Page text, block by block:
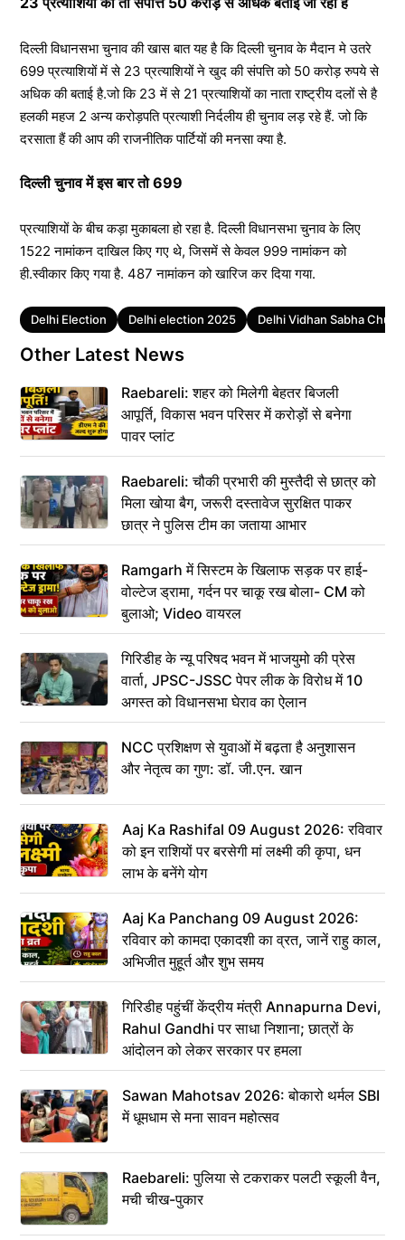
दिल्ली विधानसभा चुनाव की खास बात यह है कि दिल्ली चुनाव के मैदान मे उतरे
699 प्रत्याशियों में से 23 प्रत्याशियों ने खुद की संपत्ति को 50 करोड़ रुपये से
अधिक की बताई है.जो कि 23 में से 21 प्रत्याशियों का नाता राष्ट्रीय दलों से है
हलकी महज 2 अन्य करोड़पति प्रत्याशी निर्दलीय ही चुनाव लड़ रहे हैं. जो कि
दरसाता हैं की आप की राजनीतिक पार्टियों की मनसा क्या है.
दिल्ली चुनाव में इस बार तो 699
प्रत्याशियों के बीच कड़ा मुकाबला हो रहा है. दिल्ली विधानसभा चुनाव के लिए
1522 नामांकन दाखिल किए गए थे, जिसमें से केवल 999 नामांकन को
ही.स्वीकार किए गया है. 487 नामांकन को खारिज कर दिया गया.
Tags
Delhi Election Delhi election 2025 Delhi Vidhan Sabha
Other Latest News
Raebareli: शहर को मिलेगी बेहतर बिजली
आपूर्ति, विकास भवन परिसर में करोड़ों से बनेगा
पावर प्लांट
Raebareli: चौकी प्रभारी की मुस्तैदी से छात्र को
मिला खोया बैग, जरूरी दस्तावेज सुरक्षित पाकर
छात्र ने पुलिस टीम का जताया आभार
Ramgarh में सिस्टम के खिलाफ सड़क पर हाई-
वोल्टेज ड्रामा, गर्दन पर चाकू रख बोला- CM को
बुलाओ; Video वायरल
गिरिडीह के न्यू परिषद भवन में भाजयुमो की प्रेस
वार्ता, JPSC-JSSC पेपर लीक के विरोध में 10
अगस्त को विधानसभा घेराव का ऐलान
NCC प्रशिक्षण से युवाओं में बढ़ता है अनुशासन
और नेतृत्व का गुण: डॉ. जी.एन. खान
Aaj Ka Rashifal 09 August 2026: रविवार
को इन राशियों पर बरसेगी मां लक्ष्मी की कृपा, धन
लाभ के बनेंगे योग
Aaj Ka Panchang 09 August 2026:
रविवार को कामदा एकादशी का व्रत, जानें राहु काल,
अभिजीत मुहूर्त और शुभ समय
गिरिडीह पहुंचीं केंद्रीय मंत्री Annapurna Devi,
Rahul Gandhi पर साधा निशाना; छात्रों के
आंदोलन को लेकर सरकार पर हमला
Sawan Mahotsav 2026: बोकारो थर्मल SBI
में धूमधाम से मना सावन महोत्सव
Raebareli: पुलिया से टकराकर पलटी स्कूली वैन,
मची चीख-पुकार